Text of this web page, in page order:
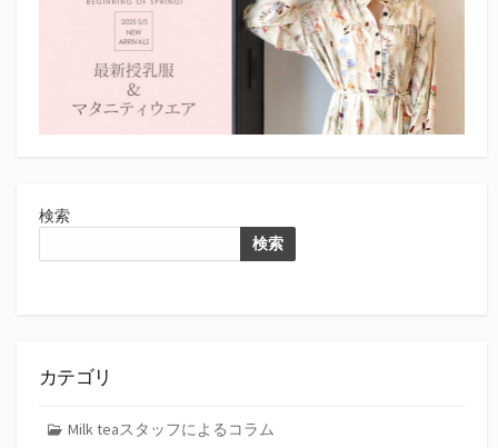
検索
検索
カテゴリ
Milk teaスタッフによるコラム